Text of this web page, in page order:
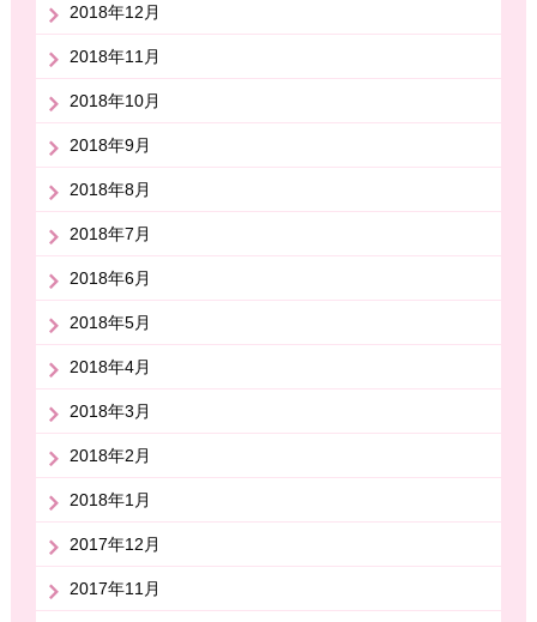
2018年12月
2018年11月
2018年10月
2018年9月
2018年8月
2018年7月
2018年6月
2018年5月
2018年4月
2018年3月
2018年2月
2018年1月
2017年12月
2017年11月